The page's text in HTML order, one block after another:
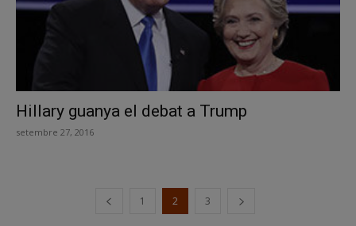
Hillary guanya el debat a Trump
setembre 27, 2016
1 2 3